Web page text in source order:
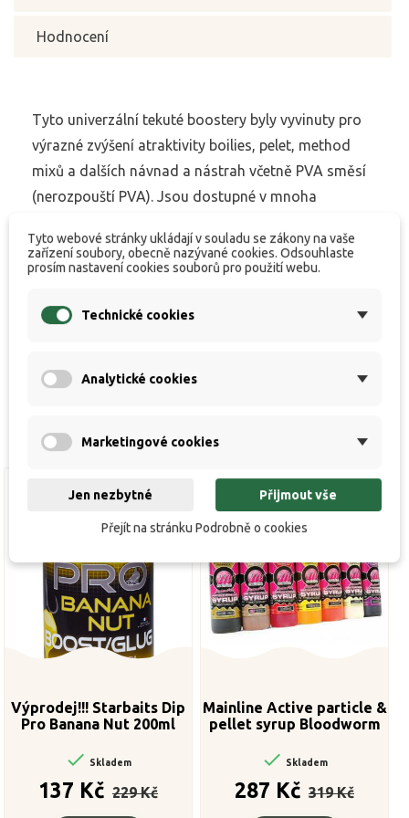
Hodnocení
Tyto univerzální tekuté boostery byly vyvinuty pro
výrazné zvýšení atraktivity boilies, pelet, method
mixů a dalších návnad a nástrah včetně PVA směsí
(nerozpouští PVA). Jsou dostupné v mnoha
důkladné nasáknutí návnad a následné pozvolné
uvolňování atraktorů ve vodě. Jejich optmální
method pelet nebo zasypání a obalení nástrah
Výprodej!!! Starbaits Dip
Pro Banana Nut 200ml
 Skladem
137 Kč
cena
229 Kč
Mainline Active particle &
pellet syrup Bloodworm
 Skladem
287 Kč
cena
319 Kč
Tyto webové stránky ukládají v souladu se zákony na vaše
zařízení soubory, obecně nazývané cookies. Odsouhlaste
prosím nastavení cookies souborů pro použití webu.
Technické cookies
Analytické cookies
Marketingové cookies
Jen nezbytné Přijmout vše
Přejít na stránku Podrobně o cookies